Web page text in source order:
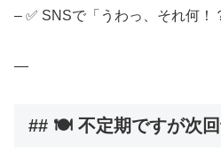
– ✅ SNSで「うわっ、それ何！
—
## 🍽 不定期ですが次